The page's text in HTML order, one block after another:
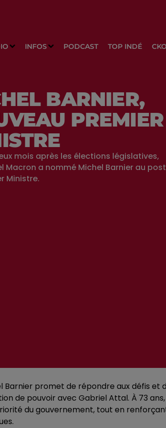
INFOS PODCAST TOP INDÉ
BARNIER,
PREMIER
mois après les élections législatives,
Macron a nommé Michel Barnier au
Ministre.
Barnier promet de répondre aux défis
de pouvoir avec Gabriel Attal. À 73
du gouvernement, tout en